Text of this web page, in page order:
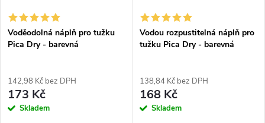
Voděodolná náplň pro tužku
Pica Dry - barevná
142,98 Kč bez DPH
173 Kč
Skladem
Vodou rozpustitelná náplň pro
tužku Pica Dry - barevná
138,84 Kč bez DPH
168 Kč
Skladem